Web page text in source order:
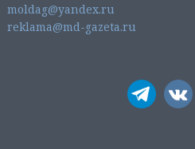
moldag@yandex.ru
reklama@md-gazeta.ru